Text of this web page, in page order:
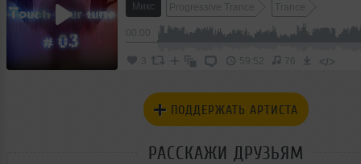
Микс Progressive Trance Trance
3 59:52 76 </>
ПОДДЕРЖАТЬ АРТИСТА
РАССКАЖИ ДРУЗЬЯМ